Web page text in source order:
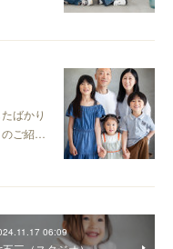
ばかり
のご紹…
06:09